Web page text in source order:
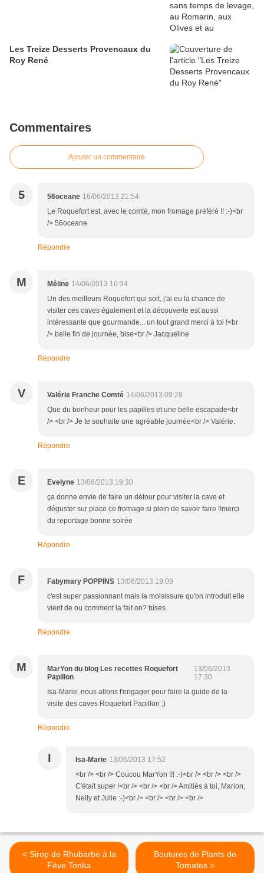
Les Treize Desserts Provencaux du
Roy René
Commentaires
Ajouter un commentaire
5 56oceane 16/06/2013 21:54
Le Roquefort est, avec le comté, mon fromage préféré !! :-)<br
/> 56oceane
Répondre
M Méline 14/06/2013 16:34
Un des meilleurs Roquefort qui soit, j'ai eu la chance de
visiter ces caves également et la découverte est aussi
intéressante que gourmande... un tout grand merci à toi !<br
/> belle fin de journée, bise<br /> Jacqueline
Répondre
V Valérie Franche Comté 14/06/2013 09:28
Que du bonheur pour les papilles et une belle escapade<br
/> <br /> Je te souhaite une agréable journée<br /> Valérie.
Répondre
E Evelyne 13/06/2013 19:30
ça donne envie de faire un détour pour visiter la cave et
déguster sur place ce fromage si plein de savoir faire !!merci
du reportage bonne soirée
Répondre
F Fabymary POPPINS 13/06/2013 19:09
c'est super passionnant mais la moisissure qu'on introduit elle
vient de ou comment la fait on? bises
Répondre
M
MarYon du blog Les recettes Roquefort
Papillon
13/06/2013
17:30
Isa-Marie, nous allons t'engager pour faire la guide de la
visite des caves Roquefort Papillon ;)
Répondre
I Isa-Marie 13/06/2013 17:52
<br /> <br /> Coucou MarYon !!! :-)<br /> <br /> <br />
C'était super !<br /> <br /> <br /> Amitiés à toi, Marion,
Nelly et Julie :-)<br /> <br /> <br /> <br />
< Sirop de Rhubarbe à la
Fève Tonka
Boutures de Plants de
Tomates >